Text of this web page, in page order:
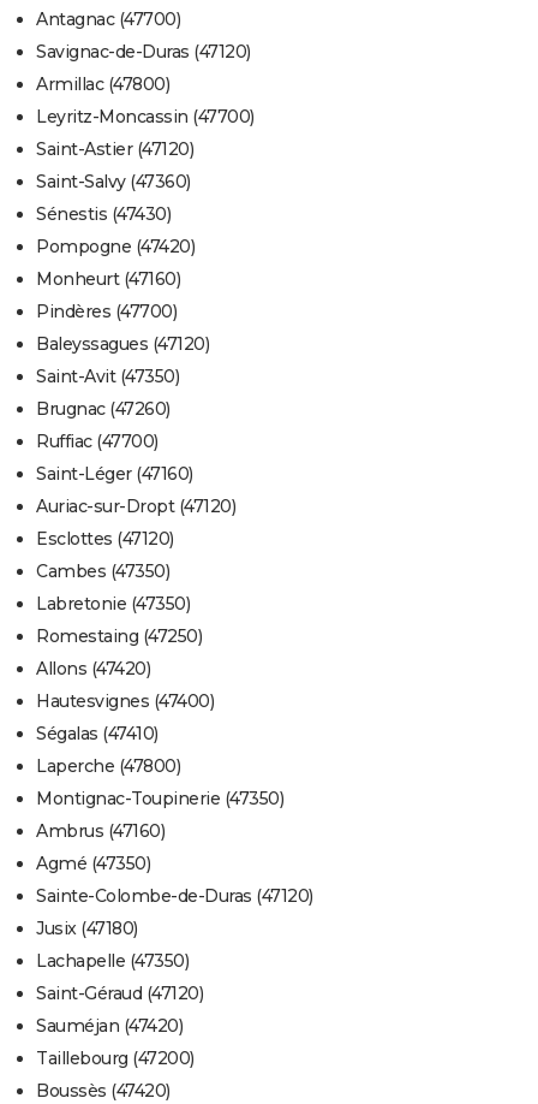
Antagnac (47700)
Savignac-de-Duras (47120)
Armillac (47800)
Leyritz-Moncassin (47700)
Saint-Astier (47120)
Saint-Salvy (47360)
Sénestis (47430)
Pompogne (47420)
Monheurt (47160)
Pindères (47700)
Baleyssagues (47120)
Saint-Avit (47350)
Brugnac (47260)
Ruffiac (47700)
Saint-Léger (47160)
Auriac-sur-Dropt (47120)
Esclottes (47120)
Cambes (47350)
Labretonie (47350)
Romestaing (47250)
Allons (47420)
Hautesvignes (47400)
Ségalas (47410)
Laperche (47800)
Montignac-Toupinerie (47350)
Ambrus (47160)
Agmé (47350)
Sainte-Colombe-de-Duras (47120)
Jusix (47180)
Lachapelle (47350)
Saint-Géraud (47120)
Sauméjan (47420)
Taillebourg (47200)
Boussès (47420)